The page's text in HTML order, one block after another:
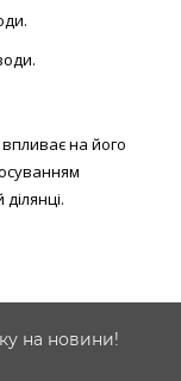
на його
на новини!